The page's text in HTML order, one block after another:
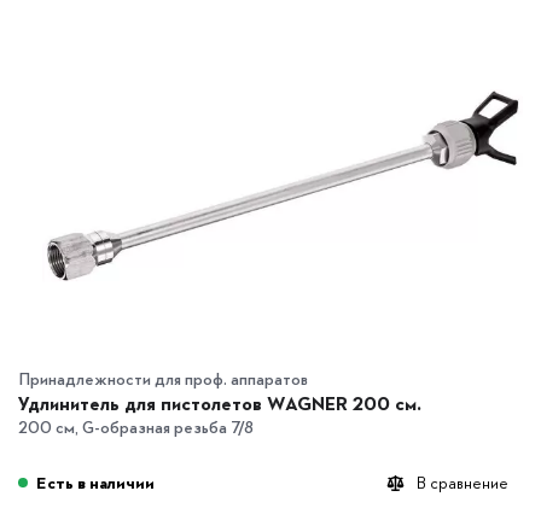
Принадлежности для проф. аппаратов
Удлинитель для пистолетов WAGNER 200 см.
200 см, G-образная резьба 7/8
В сравнение
Есть в наличии